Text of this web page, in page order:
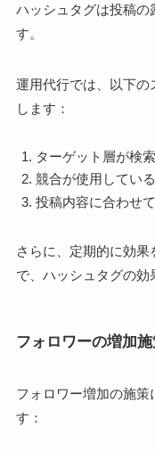
ハッシュタグは投稿
す。
運用代行では、以下の
します：
ターゲット層が検
競合が使用してい
投稿内容に合わせ
さらに、定期的に効
で、ハッシュタグの効
フォロワーの増加
フォロワー増加の施策
す：